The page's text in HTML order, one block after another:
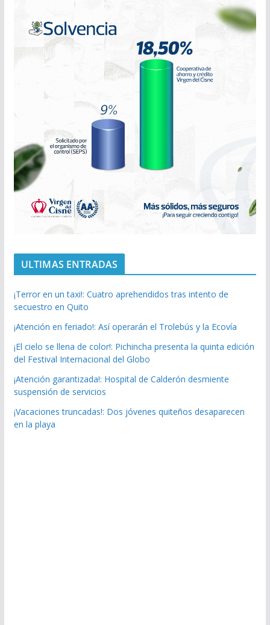
ULTIMAS ENTRADAS
¡Terror en un taxi!: Cuatro aprehendidos tras intento de
secuestro en Quito
¡Atención en feriado!: Así operarán el Trolebús y la Ecovía
¡El cielo se llena de color!: Pichincha presenta la quinta edición
del Festival Internacional del Globo
¡Atención garantizada!: Hospital de Calderón desmiente
suspensión de servicios
¡Vacaciones truncadas!: Dos jóvenes quiteños desaparecen
en la playa